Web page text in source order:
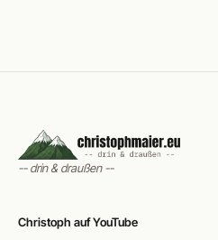
-- drin & draußen --
Christoph auf YouTube